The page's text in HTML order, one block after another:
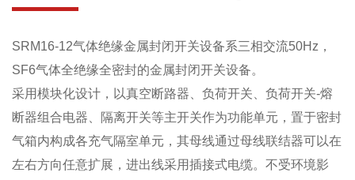
SRM16-12气体绝缘金属封闭开关设备系三相交流50Hz，
SF6气体全绝缘全密封的金属封闭开关设备。
采用模块化设计，以真空断路器、负荷开关、负荷开关-熔
断器组合电器、隔离开关等主开关作为功能单元，置于密封
气箱内构成各充气隔室单元，其母线通过母线联结器可以在
左右方向任意扩展，进出线采用插接式电缆。不受环境影